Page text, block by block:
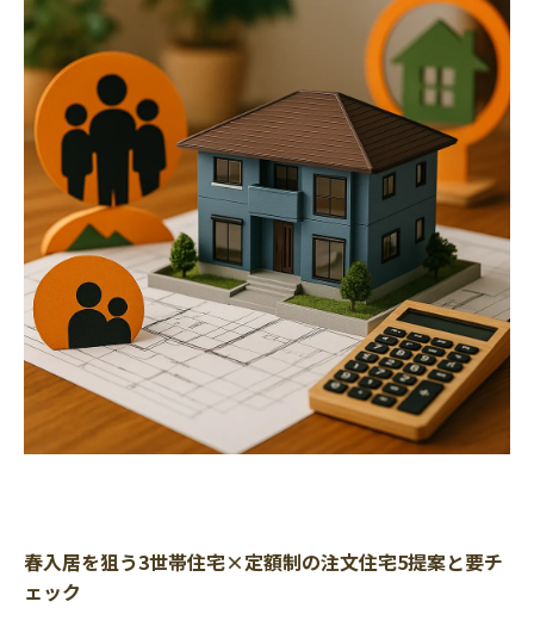
春入居を狙う3世帯住宅×定額制の注文住宅5提案と要チ
ェック